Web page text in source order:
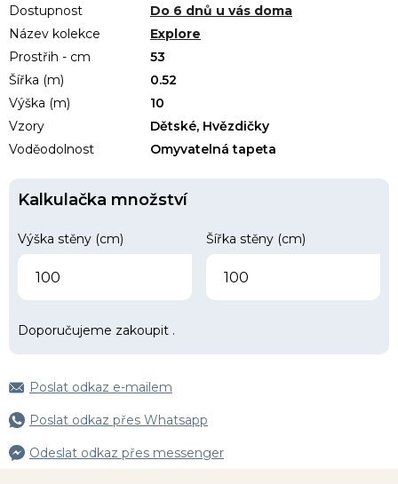
Dostupnost
Do 6 dnů u vás doma
Název kolekce
Explore
Prostřih - cm
53
Šířka (m)
0.52
Výška (m)
10
Vzory
Dětské, Hvězdičky
Voděodolnost
Omyvatelná tapeta
Kalkulačka množství
Výška stěny (cm) Šířka stěny (cm)
Doporučujeme zakoupit .
Poslat odkaz e-mailem
Poslat odkaz přes Whatsapp
Odeslat odkaz přes messenger